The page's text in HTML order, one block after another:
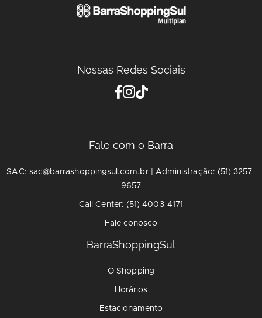
Nossas Redes Sociais
Fale com o Barra
SAC: sac@barrashoppingsul.com.br | Administração: (51) 3257-
9657
Call Center: (51) 4003-4171
Fale conosco
BarraShoppingSul
O Shopping
Horários
Estacionamento